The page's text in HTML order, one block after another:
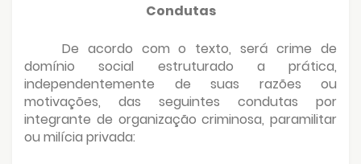
Condutas
De acordo com o texto, será crime de
domínio social estruturado a prática,
independentemente de suas razões ou
motivações, das seguintes condutas por
integrante de organização criminosa, paramilitar
ou milícia privada: